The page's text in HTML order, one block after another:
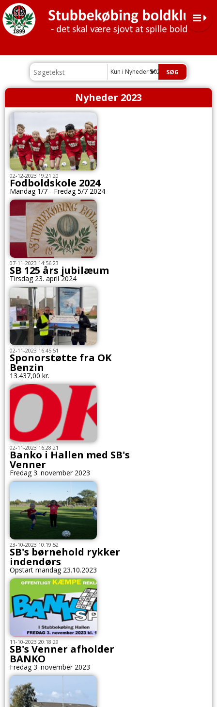
Kun i Nyheder 2023
Nyheder 2023
02-12-2023 19:21:20
Fodboldskole 2024
Mandag 1/7 - Fredag 5/7 2024
07-11-2023 14:56:23
SB 125 års jubilæum
Tirsdag 23. april 2024
02-11-2023 16:45:51
Sponorstøtte fra OK
Benzin
13.437,00 kr.
02-11-2023 16:28:21
Banko i Hallen med SB's
Venner
Fredag 3. november 2023
23-10-2023 10:19:52
SB's børnehold rykker
indendørs
Opstart mandag 23.10.2023
11-10-2023 20:18:29
SB's Venner afholder
BANKO
Fredag 3. november 2023